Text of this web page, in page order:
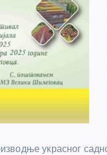
украсног